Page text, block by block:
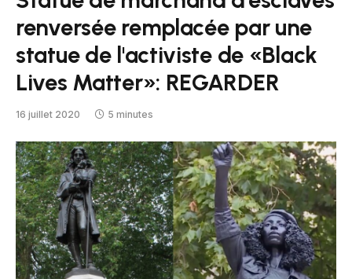
renversée remplacée par une
statue de l'activiste de «Black
Lives Matter»: REGARDER
16 juillet 2020 5 minutes